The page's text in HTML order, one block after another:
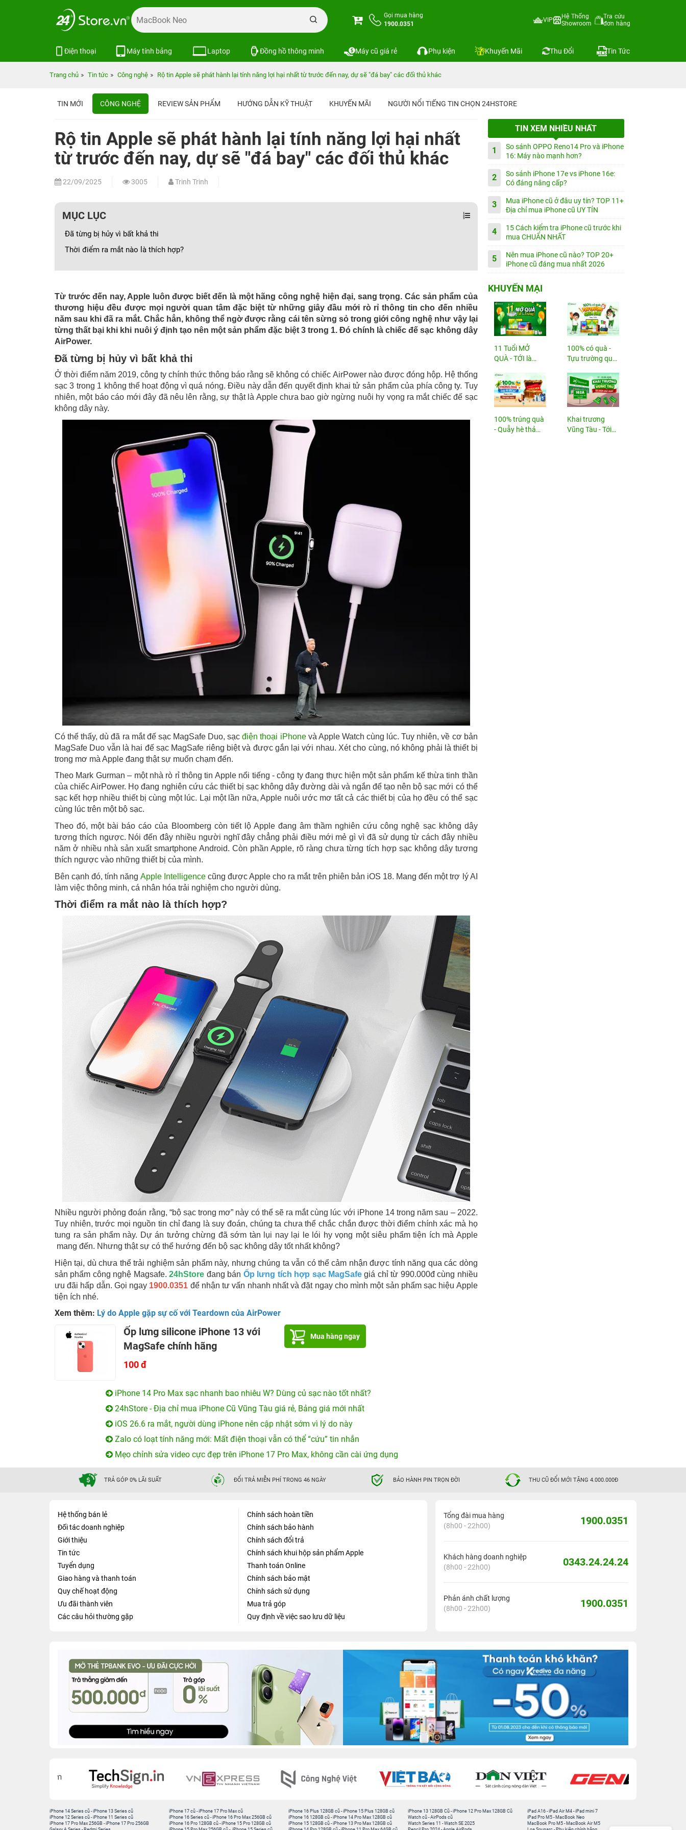
Gọi mua hàng
1900.0351
VIP
Hệ Thống
Showroom
Tra cứu
đơn hàng
Điện thoại Máy tính bảng Laptop Đồng hồ thông minh Máy cũ giá rẻ Phụ kiện Khuyến Mãi Thu Đổi Tin Tức
Trang chủ Tin tức Công nghệ Rộ tin Apple sẽ phát hành lại tính năng lợi hại nhất từ trước đến nay, dự sẽ "đá bay" các đối thủ khác
TIN MỚI CÔNG NGHỆ REVIEW SẢN PHẨM HƯỚNG DẪN KỸ THUẬT KHUYẾN MÃI NGƯỜI NỔI TIẾNG TIN CHỌN 24HSTORE
Rộ tin Apple sẽ phát hành lại tính năng lợi hại nhất
từ trước đến nay, dự sẽ "đá bay" các đối thủ khác
22/09/2025 3005 Trinh Trinh
MỤC LỤC
Đã từng bị hủy vì bất khả thi
Thời điểm ra mắt nào là thích hợp?
Từ trước đến nay, Apple luôn được biết đến là một hãng công nghệ hiện đại, sang trọng. Các sản phẩm của
thương hiệu đều được mọi người quan tâm đặc biệt từ những giây đầu mới rò rỉ thông tin cho đến nhiều
năm sau khi đã ra mắt. Chắc hẳn, không thể ngờ được rằng cái tên sừng sỏ trong giới công nghệ như vậy lại
từng thất bại khi khi nuôi ý định tạo nên một sản phẩm đặc biệt 3 trong 1. Đó chính là chiếc đế sạc không dây
AirPower.
Đã từng bị hủy vì bất khả thi
Ở thời điểm năm 2019, công ty chính thức thông báo rằng sẽ không có chiếc AirPower nào được đóng hộp. Hệ thống
sạc 3 trong 1 không thể hoạt động vì quá nóng. Điều này dẫn đến quyết định khai tử sản phẩm của phía công ty. Tuy
nhiên, một báo cáo mới đây đã nêu lên rằng, sự thật là Apple chưa bao giờ ngừng nuôi hy vọng ra mắt chiếc đế sạc
không dây này.
Có thể thấy, dù đã ra mắt đế sạc MagSafe Duo, sạcđiện thoại iPhonevà Apple Watch cùng lúc. Tuy nhiên, về cơ bản
MagSafe Duo vẫn là hai đế sạc MagSafe riêng biệt và được gắn lại với nhau. Xét cho cùng, nó không phải là thiết bị
trong mơ mà Apple đang thật sự muốn chạm đến.
Theo Mark Gurman – một nhà rò rỉ thông tin Apple nổi tiếng - công ty đang thực hiện một sản phẩm kế thừa tinh thần
của chiếc AirPower. Họ đang nghiên cứu các thiết bị sạc không dây đường dài và ngắn để tạo nên bộ sạc mới có thể
sạc kết hợp nhiều thiết bị cùng một lúc. Lại một lần nữa, Apple nuôi ước mơ tất cả các thiết bị của họ đều có thể sạc
cùng lúc trên một bộ sạc.
Theo đó, một bài báo cáo của Bloomberg còn tiết lộ Apple đang âm thầm nghiên cứu công nghệ sạc không dây
tương thích ngược. Nói đến đây nhiều người nghĩ đây chẳng phải điều mới mẻ gì vì đã sử dụng từ cách đây nhiều
năm ở nhiều nhà sản xuất smartphone Android. Còn phần Apple, rõ ràng chưa từng tích hợp sạc không dây tương
thích ngược vào những thiết bị của mình.
Bên cạnh đó, tính năng Apple Intelligencecũng được Apple cho ra mắt trên phiên bản iOS 18. Mang đến một trợ lý AI
làm việc thông minh, cá nhân hóa trải nghiệm cho người dùng.
Thời điểm ra mắt nào là thích hợp?
Nhiều người phỏng đoán rằng, “bộ sạc trong mơ” này có thể sẽ ra mắt cùng lúc với iPhone 14 trong năm sau – 2022.
Tuy nhiên, trước mọi nguồn tin chỉ đang là suy đoán, chúng ta chưa thể chắc chắn được thời điểm chính xác mà họ
tung ra sản phẩm này. Dự án tưởng chừng đã sớm tàn lụi nay lại le lói hy vọng một siêu phẩm tiện ích mà Apple
mang đến. Nhưng thật sự có thể hướng đến bộ sạc không dây tốt nhất không?
Hiện tại, dù chưa thể trải nghiệm sản phẩm này, nhưng chúng ta vẫn có thể cảm nhận được tính năng qua các dòng
sản phẩm công nghệ Magsafe.24hStore đang bán Ốp lưng tích hợp sạc MagSafegiá chỉ từ 990.000đ cùng nhiều
ưu đãi hấp dẫn. Gọi ngay 1900.0351 để nhận tư vấn nhanh nhất và đặt ngay cho mình một sản phẩm sạc hiệu Apple
tiện ích nhé.
Xem thêm: Lý do Apple gặp sự cố với Teardown của AirPower
Ốp lưng silicone iPhone 13 với
MagSafe chính hãng
100 đ
Mua hàng ngay
iPhone 14 Pro Max sạc nhanh bao nhiêu W? Dùng củ sạc nào tốt nhất?
24hStore - Địa chỉ mua iPhone Cũ Vũng Tàu giá rẻ, Bảng giá mới nhất
iOS 26.6 ra mắt, người dùng iPhone nên cập nhật sớm vì lý do này
Zalo có loạt tính năng mới: Mất điện thoại vẫn có thể “cứu” tin nhắn
Mẹo chỉnh sửa video cực đẹp trên iPhone 17 Pro Max, không cần cài ứng dụng
TIN XEM NHIỀU NHẤT
1
So sánh OPPO Reno14 Pro và iPhone
16: Máy nào mạnh hơn?
2
So sánh iPhone 17e vs iPhone 16e:
Có đáng nâng cấp?
3
Mua iPhone cũ ở đâu uy tín? TOP 11+
Địa chỉ mua iPhone cũ UY TÍN
4
15 Cách kiểm tra iPhone cũ trước khi
mua CHUẨN NHẤT
5
Nên mua iPhone cũ nào? TOP 20+
iPhone cũ đáng mua nhất 2026
KHUYẾN MẠI
11 Tuổi MỞ
QUÀ - TỚI là
100% có quà -
Tựu trường quá
100% trúng quà
- Quẫy hè thả
Khai trương
Vũng Tàu - Tới
TRẢ GÓP 0% LÃI SUẤT ĐỔI TRẢ MIỄN PHÍ TRONG 46 NGÀY BẢO HÀNH PIN TRỌN ĐỜI THU CŨ ĐỔI MỚI TẶNG 4.000.000Đ
Hệ thống bán lẻ
Đối tác doanh nghiệp
Giới thiệu
Tin tức
Tuyển dụng
Giao hàng và thanh toán
Quy chế hoạt động
Ưu đãi thành viên
Các câu hỏi thường gặp
Chính sách hoàn tiền
Chính sách bảo hành
Chính sách đổi trả
Chính sách khui hộp sản phẩm Apple
Thanh toán Online
Chính sách bảo mật
Chính sách sử dụng
Mua trả góp
Quy định về việc sao lưu dữ liệu
Tổng đài mua hàng
(8h00 - 22h00)
1900.0351
Khách hàng doanh nghiệp
(8h00 - 22h00)
0343.24.24.24
Phản ánh chất lượng
(8h00 - 22h00)
1900.0351
iPhone 14 Series cũ -iPhone 13 Series cũ
iPhone 12 Series cũ -iPhone 11 Series cũ
iPhone 17 Pro Max 256GB -iPhone 17 Pro 256GB
iPhone 17 cũ -iPhone 17 Pro Max cũ
iPhone 16 Series cũ - iPhone 16 Pro Max 256GB cũ
iPhone 16 Pro 128GB cũ -iPhone 15 Pro 128GB cũ
iPhone 16 Plus 128GB cũ -iPhone 15 Plus 128GB cũ
iPhone 16 128GB cũ -iPhone 14 Pro Max 128GB cũ
iPhone 15 128GB cũ -iPhone 13 Pro Max 128GB cũ
iPhone 13 128GB Cũ -iPhone 12 Pro Max 128GB Cũ
Watch cũ -AirPods cũ
Watch Series 11 -Watch SE 2025
iPad A16 -iPad Air M4 -iPad mini 7
iPad Pro M5 - MacBook Neo
MacBook Pro M5 - MacBook Air M5